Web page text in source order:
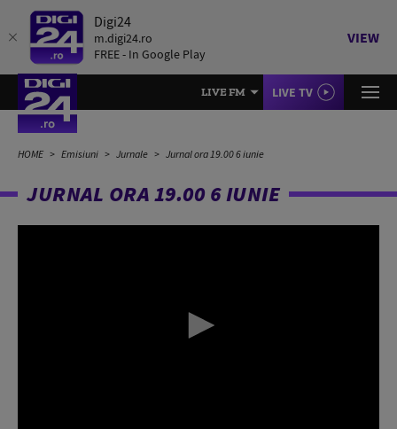
Digi24
m.digi24.ro
FREE - In Google Play
VIEW
LIVE FM LIVE TV
HOME Emisiuni Jurnale Jurnal ora 19.00 6 iunie
JURNAL ORA 19.00 6 IUNIE